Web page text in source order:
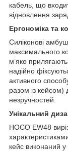
кабель, що
відновлення
Ергономіка та
Силіконові
максимального
м’яко
надійно
активного
разом із кейсом)
незручностей.
Унікальний
HOCO EW48
кейс виконаний